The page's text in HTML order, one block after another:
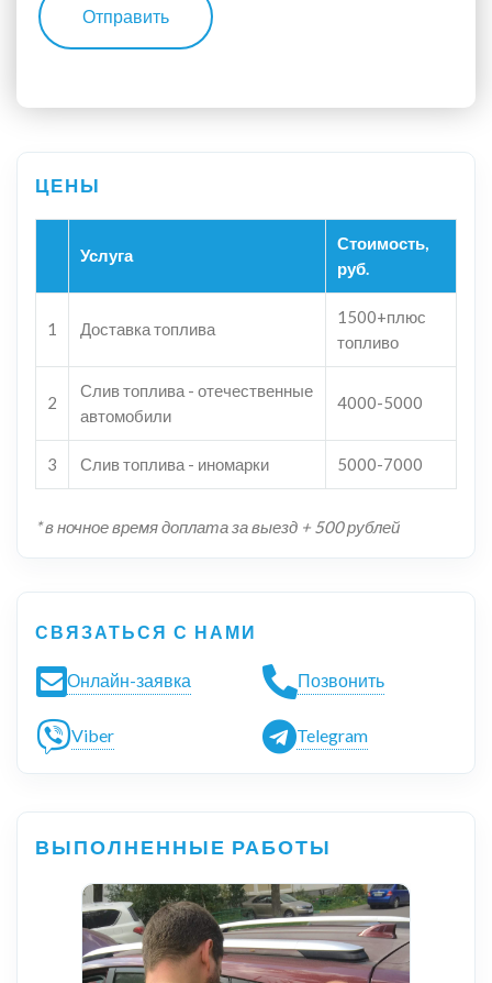
Отправить
Услуга
Стоимость,
руб.
1 Доставка топлива
1500+плюс
топливо
2
Слив топлива - отечественные
автомобили
4000-5000
3 Слив топлива - иномарки 5000-7000
* в ночное время доплата за выезд + 500 рублей
СВЯЗАТЬСЯ С НАМИ
Онлайн-заявка Позвонить
Viber Telegram
ВЫПОЛНЕННЫЕ РАБОТЫ